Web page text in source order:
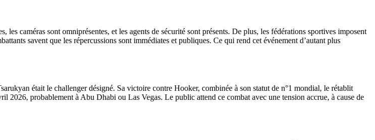
les caméras sont omniprésentes, et les agents de sécurité sont présents. De plus, les fédérations sportives imposent
savent que les répercussions sont immédiates et publiques. Ce qui rend cet événement d’autant plus
était le challenger désigné. Sa victoire contre Hooker, combinée à son statut de n°1 mondial, le rétablit
2026, probablement à Abu Dhabi ou Las Vegas. Le public attend ce combat avec une tension accrue, à cause de